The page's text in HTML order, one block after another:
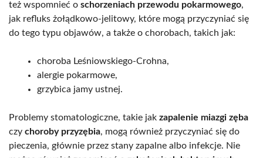
też wspomnieć o schorzeniach przewodu pokarmowego,
jak refluks żołądkowo-jelitowy, które mogą przyczyniać się
do tego typu objawów, a także o chorobach, takich jak:
choroba Leśniowskiego-Crohna,
alergie pokarmowe,
grzybica jamy ustnej.
Problemy stomatologiczne, takie jak zapalenie miazgi zęba
czy choroby przyzębia, mogą również przyczyniać się do
pieczenia, głównie przez stany zapalne albo infekcje. Nie